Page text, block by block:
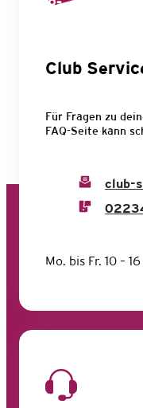
Club
Für Fragen zu
FAQ-Seite kann
club-
Mo. bis Fr. 10 –